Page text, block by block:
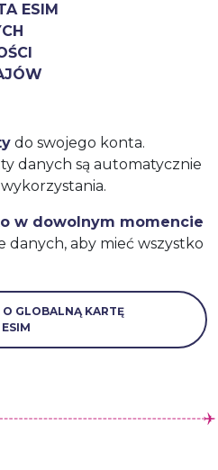
ESIM
do swojego konta.
danych są automatycznie
w dowolnym momencie
danych, aby mieć wszystko
GLOBALNĄ KARTĘ
ESIM